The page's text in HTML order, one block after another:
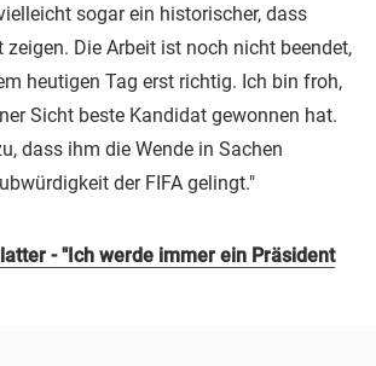
sogar ein historischer, dass
Die Arbeit ist noch nicht beendet,
heutigen Tag erst richtig. Ich bin froh,
Sicht beste Kandidat gewonnen hat.
dass ihm die Wende in Sachen
der FIFA gelingt."
- "Ich werde immer ein Präsident